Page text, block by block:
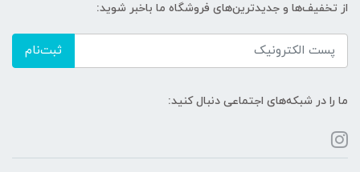
از تخفیف‌ها و جدیدترین‌های فروشگاه ما باخبر شوید:
ثبت‌نام
ما را در شبکه‌های اجتماعی دنبال کنید: